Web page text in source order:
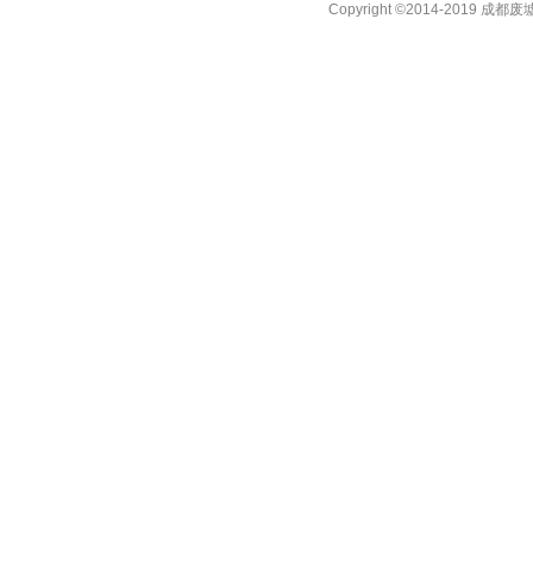
Copyright ©2014-2019 成都